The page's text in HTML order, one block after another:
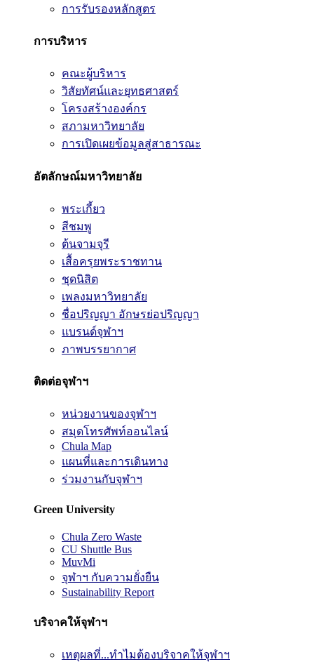
การรับรองหลักสูตร
การบริหาร
คณะผู้บริหาร
วิสัยทัศน์และยุทธศาสตร์
โครงสร้างองค์กร
สภามหาวิทยาลัย
การเปิดเผยข้อมูลสู่สาธารณะ
อัตลักษณ์มหาวิทยาลัย
พระเกี้ยว
สีชมพู
ต้นจามจุรี
เสื้อครุยพระราชทาน
ชุดนิสิต
เพลงมหาวิทยาลัย
ชื่อปริญญา อักษรย่อปริญญา
แบรนด์จุฬาฯ
ภาพบรรยากาศ
ติดต่อจุฬาฯ
หน่วยงานของจุฬาฯ
สมุดโทรศัพท์ออนไลน์
Chula Map
แผนที่และการเดินทาง
ร่วมงานกับจุฬาฯ
Green University
Chula Zero Waste
CU Shuttle Bus
MuvMi
จุฬาฯ กับความยั่งยืน
Sustainability Report
บริจาคให้จุฬาฯ
เหตุผลที่...ทำไมต้องบริจาคให้จุฬาฯ